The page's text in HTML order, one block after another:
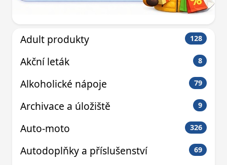
Adult produkty 128
Akční leták 8
Alkoholické nápoje 79
Archivace a úložiště 9
Auto-moto 326
Autodoplňky a příslušenství 69